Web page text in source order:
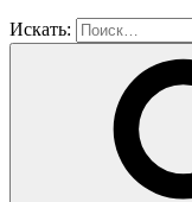
Искать: